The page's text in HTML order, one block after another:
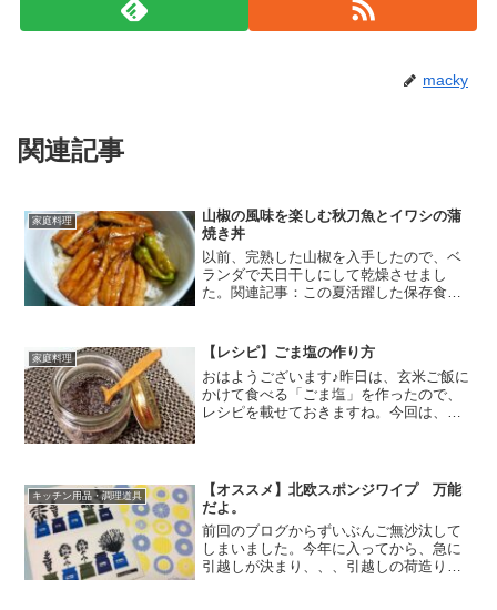
macky
関連記事
家庭料理
山椒の風味を楽しむ秋刀魚とイワシの蒲
焼き丼
以前、完熟した山椒を入手したので、ベ
ランダで天日干しにして乾燥させまし
た。関連記事：この夏活躍した保存食な
と果皮が一緒についているんですね。な
ので、ベランダで天日干しに...
家庭料理
【レシピ】ごま塩の作り方
おはようございます♪昨日は、玄米ご飯に
かけて食べる「ごま塩」を作ったので、
レシピを載せておきますね。今回は、陰
「自然塩」、ごまは「洗い...
キッチン用品・調理道具
【オススメ】北欧スポンジワイプ 万能
だよ。
前回のブログからずいぶんご無沙汰して
しまいました。今年に入ってから、急に
引越しが決まり、、、引越しの荷造りを